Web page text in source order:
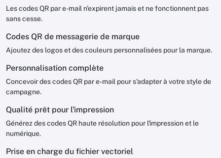
Les codes QR par e-mail n'expirent jamais et ne fonctionnent pas
sans cesse.
Codes QR de messagerie de marque
Ajoutez des logos et des couleurs personnalisées pour la marque.
Personnalisation complète
Concevoir des codes QR par e-mail pour s'adapter à votre style de
campagne.
Qualité prêt pour l'impression
Générez des codes QR haute résolution pour l'impression et le
numérique.
Prise en charge du fichier vectoriel